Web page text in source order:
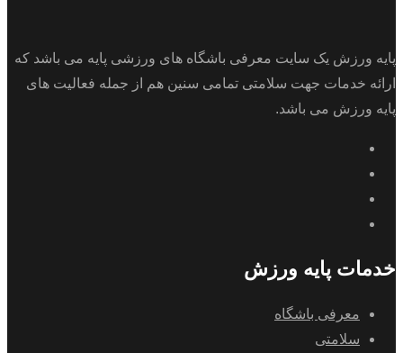
پایه ورزش یک سایت معرفی باشگاه های ورزشی پایه می باشد که
ارائه خدمات جهت سلامتی تمامی سنین هم از جمله فعالیت های
پایه ورزش می باشد.
خدمات پایه ورزش
معرفی باشگاه
سلامتی